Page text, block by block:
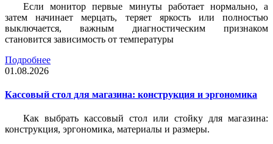
Если монитор первые минуты работает нормально, а
затем начинает мерцать, теряет яркость или полностью
выключается, важным диагностическим признаком
становится зависимость от температуры
Подробнее
01.08.2026
Кассовый стол для магазина: конструкция и эргономика
Как выбрать кассовый стол или стойку для магазина:
конструкция, эргономика, материалы и размеры.